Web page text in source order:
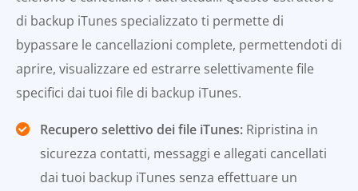
di backup iTunes specializzato ti permette di
bypassare le cancellazioni complete, permettendoti di
aprire, visualizzare ed estrarre selettivamente file
specifici dai tuoi file di backup iTunes.
Recupero selettivo dei file iTunes: Ripristina in
sicurezza contatti, messaggi e allegati cancellati
dai tuoi backup iTunes senza effettuare un